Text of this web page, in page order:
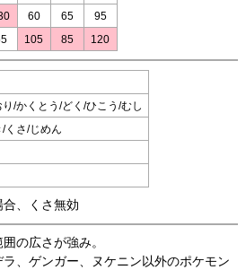
60 65 95
105 85 120
/かくとう/どく/ひこう/むし
くさ/じめん
、くさ無効
の広さが強み。
、ゲンガー、ヌケニン以外のポケモン